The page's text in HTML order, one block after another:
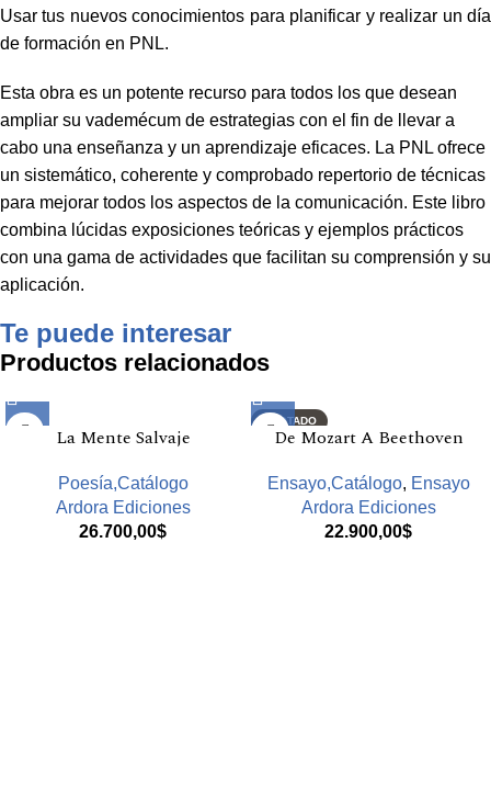
Usar tus nuevos conocimientos para planificar y realizar un día
de formación en PNL.
Esta obra es un potente recurso para todos los que desean
ampliar su vademécum de estrategias con el fin de llevar a
cabo una enseñanza y un aprendizaje eficaces. La PNL ofrece
un sistemático, coherente y comprobado repertorio de técnicas
para mejorar todos los aspectos de la comunicación. Este libro
combina lúcidas exposiciones teóricas y ejemplos prácticos
con una gama de actividades que facilitan su comprensión y su
aplicación.
Te puede interesar
Productos relacionados
La Mente Salvaje
Poesía,Catálogo
Ardora Ediciones
26.700,00$
AGOTADO
De Mozart A Beethoven
Ensayo,Catálogo, Ensayo
Ardora Ediciones
22.900,00$